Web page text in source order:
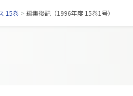
15巻 > 編集後記（1996年度 15巻1号）